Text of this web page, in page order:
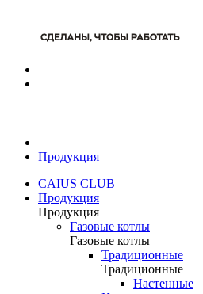
Продукция
CAIUS CLUB
Продукция
Продукция
Газовые котлы
Газовые котлы
Традиционные
Традиционные
Настенные